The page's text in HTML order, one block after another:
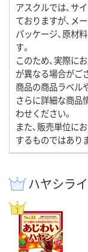
アスクルでは、サ
ておりますが、メ
パッケージ、原材
す。
このため、実際に
が異なる場合がご
商品の商品ラベル
さらに詳細な商品
わせください。
また、販売単位に
するものではあり
ハヤシラ